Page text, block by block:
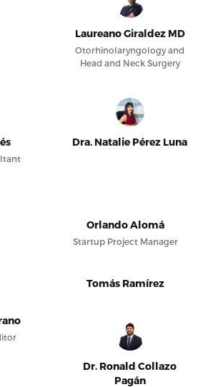
Laureano Giraldez MD
Otorhinolaryngology and
Head and Neck Surgery
Dra. Natalie Pérez Luna
Orlando Alomá
Startup Project Manager
Tomás Ramírez
Dr. Ronald Collazo
Pagán